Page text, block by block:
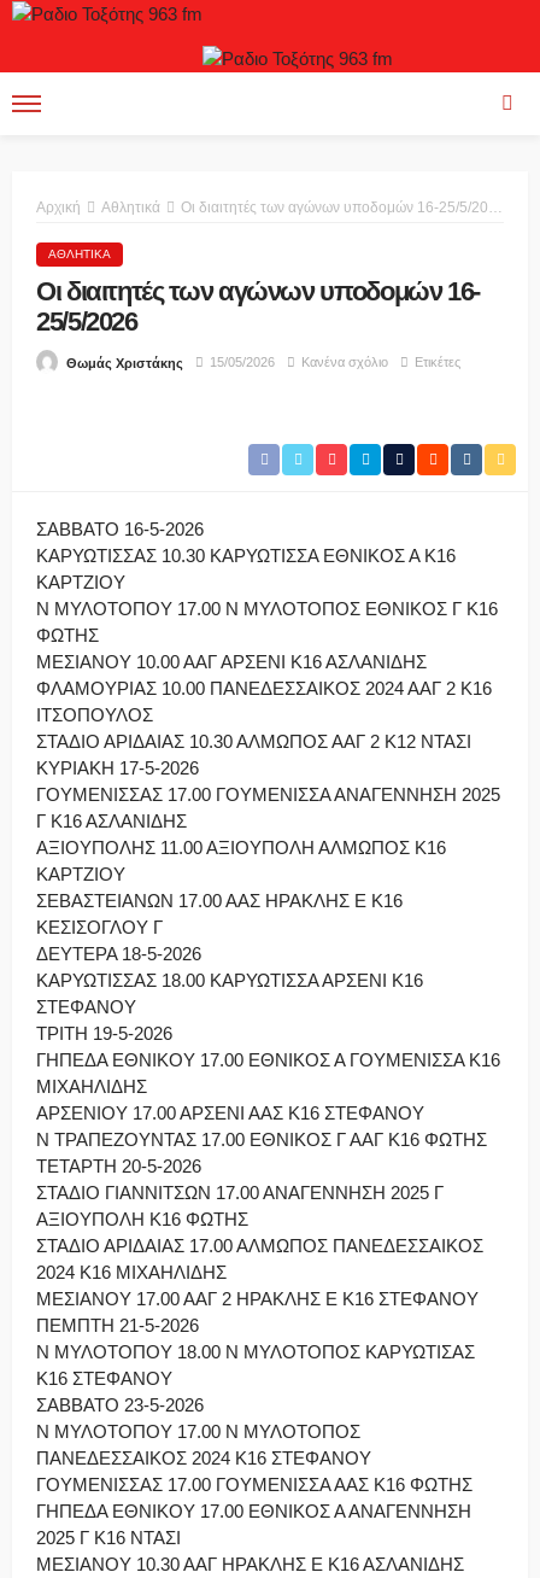
Αρχική Αθλητικά Οι διαιτητές των αγώνων υποδομών 16-25/5/2026
ΑΘΛΗΤΙΚΆ
Οι διαιτητές των αγώνων υποδομών 16-
25/5/2026
Θωμάς Χριστάκης 15/05/2026 Κανένα σχόλιο Ετικέτες
ΣΑΒΒΑΤΟ 16-5-2026
ΚΑΡΥΩΤΙΣΣΑΣ 10.30 ΚΑΡΥΩΤΙΣΣΑ ΕΘΝΙΚΟΣ Α Κ16
ΚΑΡΤΖΙΟΥ
Ν ΜΥΛΟΤΟΠΟΥ 17.00 Ν ΜΥΛΟΤΟΠΟΣ ΕΘΝΙΚΟΣ Γ Κ16
ΦΩΤΗΣ
ΜΕΣΙΑΝΟΥ 10.00 ΑΑΓ ΑΡΣΕΝΙ Κ16 ΑΣΛΑΝΙΔΗΣ
ΦΛΑΜΟΥΡΙΑΣ 10.00 ΠΑΝΕΔΕΣΣΑΙΚΟΣ 2024 ΑΑΓ 2 Κ16
ΙΤΣΟΠΟΥΛΟΣ
ΣΤΑΔΙΟ ΑΡΙΔΑΙΑΣ 10.30 ΑΛΜΩΠΟΣ ΑΑΓ 2 Κ12 ΝΤΑΣΙ
ΚΥΡΙΑΚΗ 17-5-2026
ΓΟΥΜΕΝΙΣΣΑΣ 17.00 ΓΟΥΜΕΝΙΣΣΑ ΑΝΑΓΕΝΝΗΣΗ 2025
Γ Κ16 ΑΣΛΑΝΙΔΗΣ
ΑΞΙΟΥΠΟΛΗΣ 11.00 ΑΞΙΟΥΠΟΛΗ ΑΛΜΩΠΟΣ Κ16
ΚΑΡΤΖΙΟΥ
ΣΕΒΑΣΤΕΙΑΝΩΝ 17.00 ΑΑΣ ΗΡΑΚΛΗΣ Ε Κ16
ΚΕΣΙΣΟΓΛΟΥ Γ
ΔΕΥΤΕΡΑ 18-5-2026
ΚΑΡΥΩΤΙΣΣΑΣ 18.00 ΚΑΡΥΩΤΙΣΣΑ ΑΡΣΕΝΙ Κ16
ΣΤΕΦΑΝΟΥ
ΤΡΙΤΗ 19-5-2026
ΓΗΠΕΔΑ ΕΘΝΙΚΟΥ 17.00 ΕΘΝΙΚΟΣ Α ΓΟΥΜΕΝΙΣΣΑ Κ16
ΜΙΧΑΗΛΙΔΗΣ
ΑΡΣΕΝΙΟΥ 17.00 ΑΡΣΕΝΙ ΑΑΣ Κ16 ΣΤΕΦΑΝΟΥ
Ν ΤΡΑΠΕΖΟΥΝΤΑΣ 17.00 ΕΘΝΙΚΟΣ Γ ΑΑΓ Κ16 ΦΩΤΗΣ
ΤΕΤΑΡΤΗ 20-5-2026
ΣΤΑΔΙΟ ΓΙΑΝΝΙΤΣΩΝ 17.00 ΑΝΑΓΕΝΝΗΣΗ 2025 Γ
ΑΞΙΟΥΠΟΛΗ Κ16 ΦΩΤΗΣ
ΣΤΑΔΙΟ ΑΡΙΔΑΙΑΣ 17.00 ΑΛΜΩΠΟΣ ΠΑΝΕΔΕΣΣΑΙΚΟΣ
2024 Κ16 ΜΙΧΑΗΛΙΔΗΣ
ΜΕΣΙΑΝΟΥ 17.00 ΑΑΓ 2 ΗΡΑΚΛΗΣ Ε Κ16 ΣΤΕΦΑΝΟΥ
ΠΕΜΠΤΗ 21-5-2026
Ν ΜΥΛΟΤΟΠΟΥ 18.00 Ν ΜΥΛΟΤΟΠΟΣ ΚΑΡΥΩΤΙΣΑΣ
Κ16 ΣΤΕΦΑΝΟΥ
ΣΑΒΒΑΤΟ 23-5-2026
Ν ΜΥΛΟΤΟΠΟΥ 17.00 Ν ΜΥΛΟΤΟΠΟΣ
ΠΑΝΕΔΕΣΣΑΙΚΟΣ 2024 Κ16 ΣΤΕΦΑΝΟΥ
ΓΟΥΜΕΝΙΣΣΑΣ 17.00 ΓΟΥΜΕΝΙΣΣΑ ΑΑΣ Κ16 ΦΩΤΗΣ
ΓΗΠΕΔΑ ΕΘΝΙΚΟΥ 17.00 ΕΘΝΙΚΟΣ Α ΑΝΑΓΕΝΝΗΣΗ
2025 Γ Κ16 ΝΤΑΣΙ
ΜΕΣΙΑΝΟΥ 10.30 ΑΑΓ ΗΡΑΚΛΗΣ Ε Κ16 ΑΣΛΑΝΙΔΗΣ